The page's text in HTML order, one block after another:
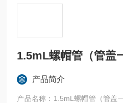
1.5mL螺帽管（管盖
产品简介
产品名称：1.5mL螺帽管（管盖